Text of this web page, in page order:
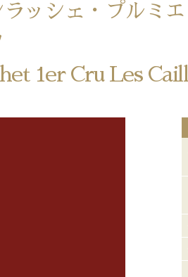
ッシェ・プルミ
1er Cru Les